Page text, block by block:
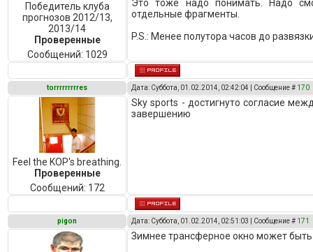
Победитель клуба
прогнозов 2012/13,
2013/14
Проверенные
Сообщений: 1029
Это тоже надо понимать. Надо
отдельные фрагменты.
P.S.: Менее полутора часов до
torrrrrrrrres Дата: Суббота, 01.02.2014, 02:42:04 | Сообщение # 170
Feel the KOP's breathing.
Проверенные
Сообщений: 172
Sky sports - достигнуто согласие
завершению
pigon Дата: Суббота, 01.02.2014, 02:51:03 | Сообщение # 171
Зимнее трансферное окно может